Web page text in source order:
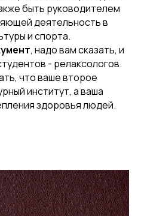
быть руководителем
деятельность в
и спорта.
, надо вам сказать, и
- релаксологов.
что ваше второе
институт, а ваша
здоровья людей.